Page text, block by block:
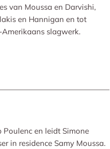
van Moussa en Darvishi,
en Hannigan en tot
slagwerk.
Poulenc en leidt Simone
in residence Samy Moussa.